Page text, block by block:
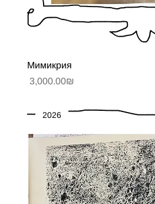
Мимикрия
Цена
‏3,000.00 ‏₪
2026